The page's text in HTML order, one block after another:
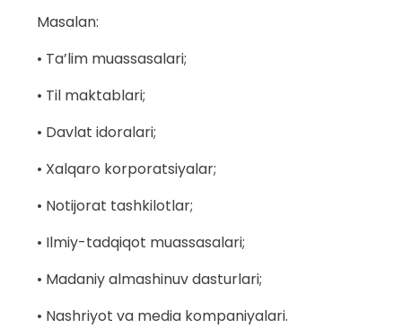
Masalan:
• Ta’lim muassasalari;
• Til maktablari;
• Davlat idoralari;
• Xalqaro korporatsiyalar;
• Notijorat tashkilotlar;
• Ilmiy-tadqiqot muassasalari;
• Madaniy almashinuv dasturlari;
• Nashriyot va media kompaniyalari.